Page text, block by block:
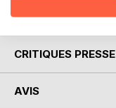
AUTEUR(S)
CRITIQUES PRESSE
AVIS